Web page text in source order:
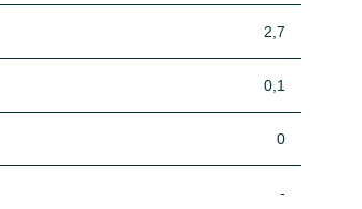
2,7
0,1
0
-